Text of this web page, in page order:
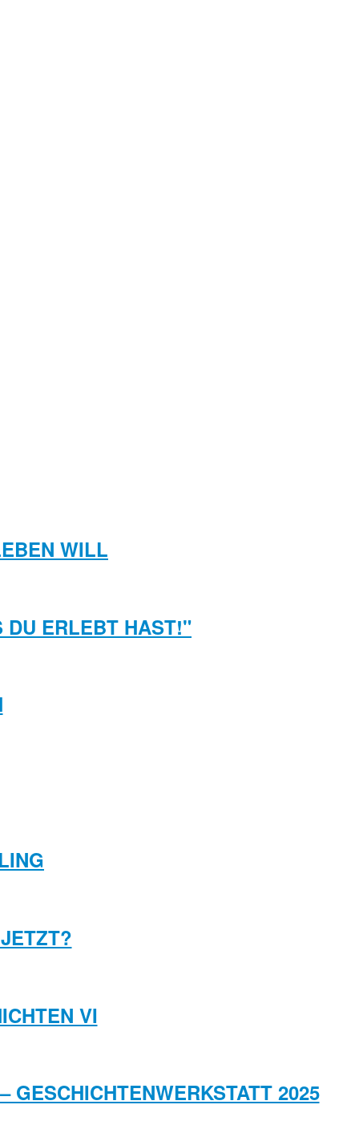
WILL
DU ERLEBT HAST!"
VI
GESCHICHTENWERKSTATT 2025